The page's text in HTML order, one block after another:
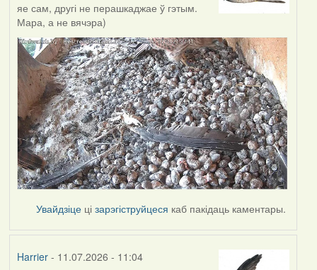
яе сам, другі не перашкаджае ў гэтым.
Мара, а не вячэра)
Увайдзіце цізарэгіструйцеся каб пакідаць каментары.
Harrier- 11.07.2026 - 11:04